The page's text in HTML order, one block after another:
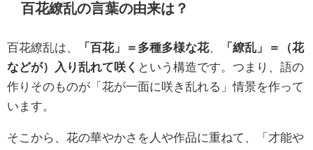
百花繚乱の言葉の由来は？
百花繚乱は、 「百花」＝多種多様な花、
「繚乱」＝（花
などが）入り乱れて咲く という構造です。つまり、語の
作りそのものが「花が一面に咲き乱れる」情景を作って
います。
そこから、花の華やかさを人や作品に重ねて、「才能や